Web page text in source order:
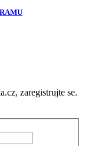
zaregistrujte se.